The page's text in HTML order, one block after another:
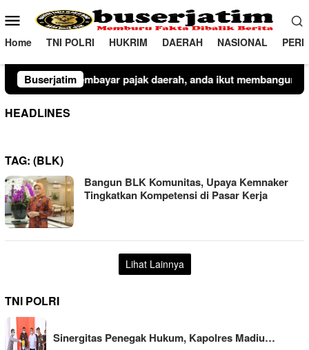
ke
konten
Menu
Mobile
Home TNI POLRI HUKRIM DAERAH NASIONAL
Buserjatim
anda ikut membangun kota kediri Plt Camat
HEADLINES
TAG: (BLK)
Bangun BLK Komunitas, Upaya Kemnaker
Tingkatkan Kompetensi di Pasar Kerja
Lihat Lainnya
TNI POLRI
Sinergitas Penegak Hukum, Kapolres Madiu…